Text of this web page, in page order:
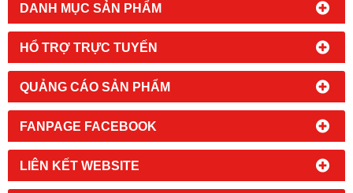
DANH MỤC SẢN PHẨM
HỔ TRỢ TRỰC TUYẾN
QUẢNG CÁO SẢN PHẨM
FANPAGE FACEBOOK
LIÊN KẾT WEBSITE